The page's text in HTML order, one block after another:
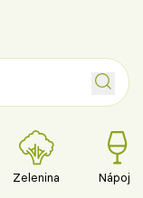
Zelenina Nápoje